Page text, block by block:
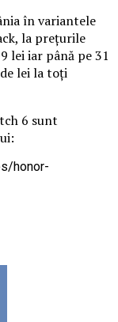
în variantele
la prețurile
lei iar până pe 31
lei la toți
6 sunt
honor-